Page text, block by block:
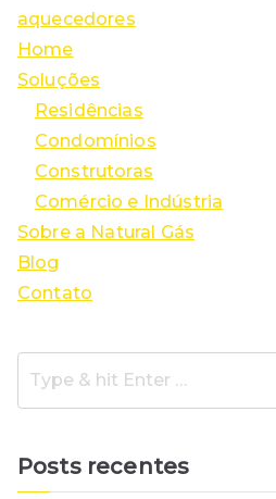
aquecedores
Home
Soluções
Residências
Condomínios
Construtoras
Comércio e Indústria
Sobre a Natural Gás
Blog
Contato
Posts recentes